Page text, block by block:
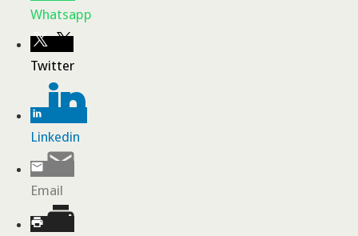
Whatsapp
Twitter
Linkedin
Email